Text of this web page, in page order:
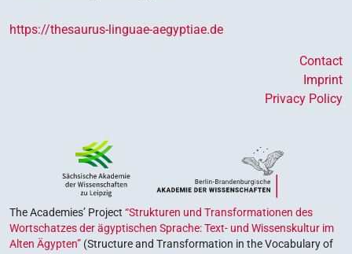
https://thesaurus-linguae-aegyptiae.de
Contact
Imprint
Privacy Policy
The Academies’ Project “Strukturen und Transformationen des
Wortschatzes der ägyptischen Sprache: Text- und Wissenskultur im
Alten Ägypten” (Structure and Transformation in the Vocabulary of